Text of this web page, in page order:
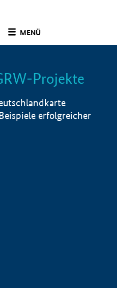
MENÜ
Info
Projekte
erfolgreicher